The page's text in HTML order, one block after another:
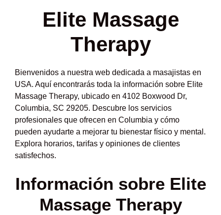
Elite Massage
Therapy
Bienvenidos a nuestra web dedicada a masajistas en
USA. Aquí encontrarás toda la información sobre Elite
Massage Therapy, ubicado en 4102 Boxwood Dr,
Columbia, SC 29205. Descubre los servicios
profesionales que ofrecen en Columbia y cómo
pueden ayudarte a mejorar tu bienestar físico y mental.
Explora horarios, tarifas y opiniones de clientes
satisfechos.
Información sobre Elite
Massage Therapy